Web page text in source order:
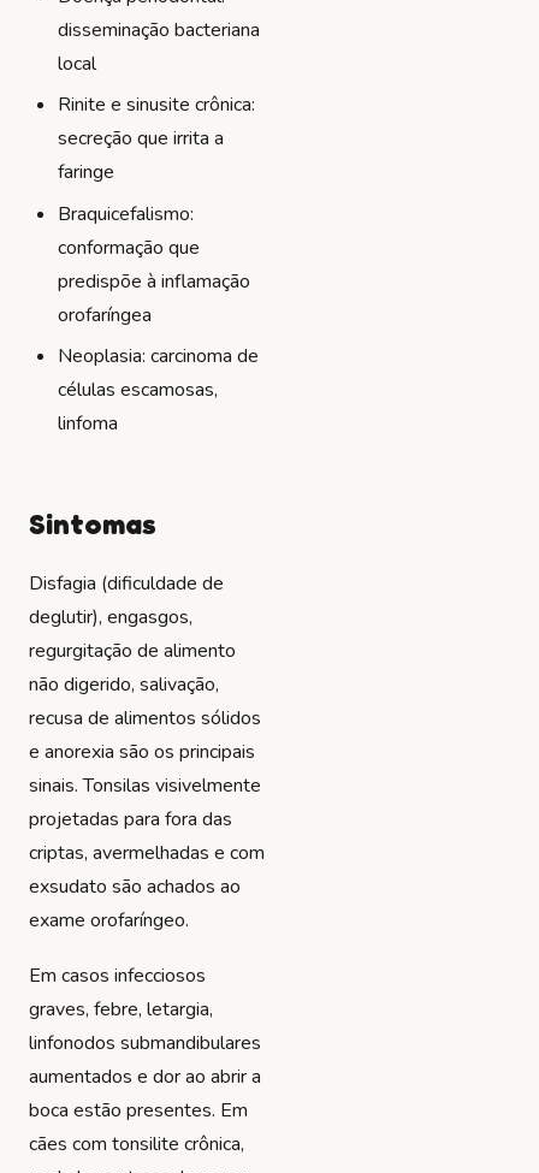
disseminação bacteriana
local
Rinite e sinusite crônica:
secreção que irrita a
faringe
Braquicefalismo:
conformação que
predispõe à inflamação
orofaríngea
Neoplasia: carcinoma de
células escamosas,
linfoma
Sintomas
Disfagia (dificuldade de
deglutir), engasgos,
regurgitação de alimento
não digerido, salivação,
recusa de alimentos sólidos
e anorexia são os principais
sinais. Tonsilas visivelmente
projetadas para fora das
criptas, avermelhadas e com
exsudato são achados ao
exame orofaríngeo.
Em casos infecciosos
graves, febre, letargia,
linfonodos submandibulares
aumentados e dor ao abrir a
boca estão presentes. Em
cães com tonsilite crônica,